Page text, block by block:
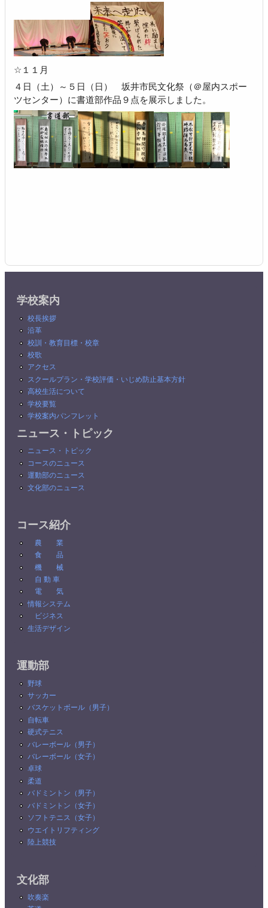
☆１１月
４日（土）～５日（日） 坂井市民文化祭（＠屋内スポー
ツセンター）に書道部作品９点を展示しました。
学校案内
校長挨拶
沿革
校訓・教育目標・校章
校歌
アクセス
スクールプラン・学校評価・いじめ防止基本方針
高校生活について
学校要覧
学校案内パンフレット
ニュース・トピック
ニュース・トピック
コースのニュース
運動部のニュース
文化部のニュース
コース紹介
農 業
食 品
機 械
自 動 車
電 気
情報システム
ビジネス
生活デザイン
運動部
野球
サッカー
バスケットボール（男子）
自転車
硬式テニス
バレーボール（男子）
バレーボール（女子）
卓球
柔道
バドミントン（男子）
バドミントン（女子）
ソフトテニス（女子）
ウエイトリフティング
陸上競技
文化部
吹奏楽